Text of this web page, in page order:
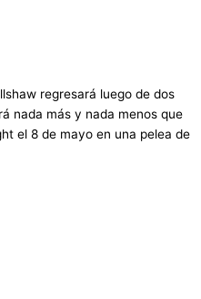
regresará luego de dos
nada más y nada menos que
el 8 de mayo en una pelea de